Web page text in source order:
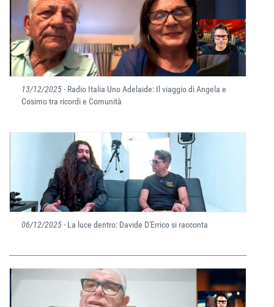
13/12/2025- Radio Italia Uno Adelaide: Il viaggio di Angela e
Cosimo tra ricordi e Comunità
06/12/2025- La luce dentro: Davide D'Errico si racconta